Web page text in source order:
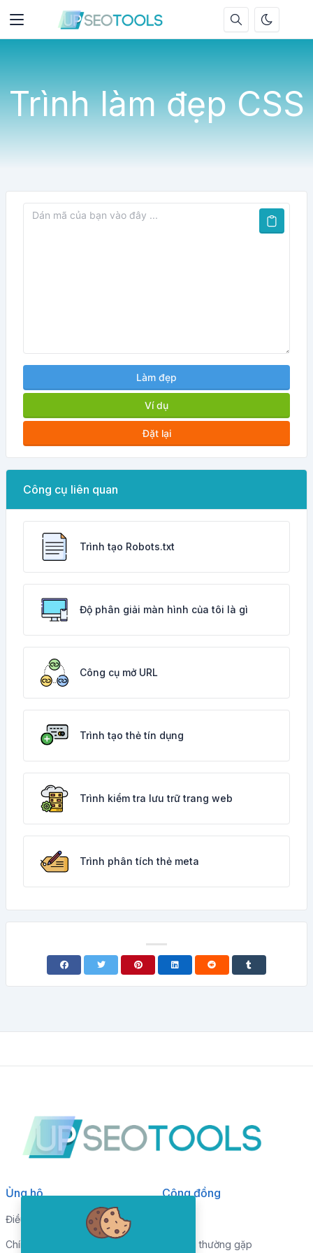
Trình làm đẹp CSS
Làm đẹp
Ví dụ
Đặt lại
Công cụ liên quan
Trình tạo Robots.txt
Độ phân giải màn hình của tôi là gì
Công cụ mở URL
Trình tạo thẻ tín dụng
Trình kiểm tra lưu trữ trang web
Trình phân tích thẻ meta
Ủng hộ
Điều khoản dịch vụ
Chính sách bảo mật
Cộng đồng
Câu hỏi thường gặp